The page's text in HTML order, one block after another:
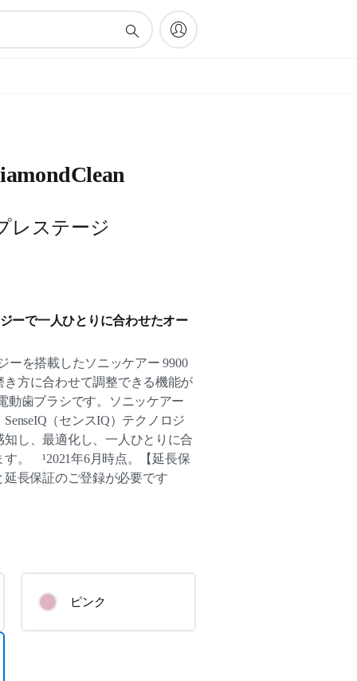
レステージ
ーで一人ひとりに合わせたオー
ーを搭載したソニッケアー 9900
方に合わせて調整できる機能が
動歯ブラシです。ソニッケアー
（センスIQ）テクノロジ
し、最適化し、一人ひとりに合
。 ¹2021年6月時点。【延長保
延長保証のご登録が必要です
ピンク